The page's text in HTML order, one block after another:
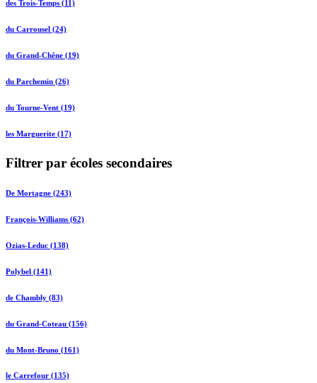
des Trois-Temps (11)
du Carrousel (24)
du Grand-Chêne (19)
du Parchemin (26)
du Tourne-Vent (19)
les Marguerite (17)
Filtrer par écoles secondaires
De Mortagne (243)
François-Williams (62)
Ozias-Leduc (138)
Polybel (141)
de Chambly (83)
du Grand-Coteau (156)
du Mont-Bruno (161)
le Carrefour (135)